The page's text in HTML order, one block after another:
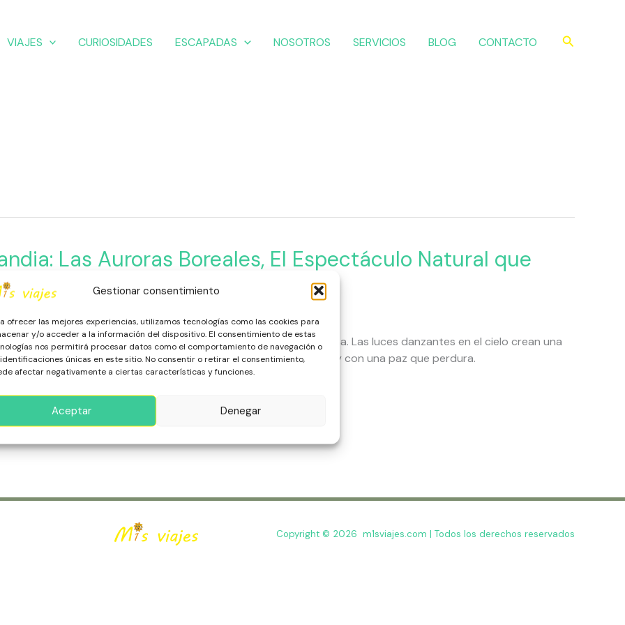
Gestionar consentimiento
ofrecer las mejores experiencias, utilizamos tecnologías como las cookies para
y/o acceder a la información del dispositivo. El consentimiento de estas
nos permitirá procesar datos como el comportamiento de navegación o
únicas en este sitio. No consentir o retirar el consentimiento,
afectar negativamente a ciertas características y funciones.
Aceptar Denegar
VIAJES CURIOSIDADES ESCAPADAS NOSOTROS SERVICIOS BLOG CONTACTO Buscar
Las Auroras Boreales, El Espectáculo Natural que
al Mundo
aurora boreal es una experiencia mágica, llena de asombro y calma. Las luces danzantes en el cielo crean una
de conexión profunda con el universo, dejándote sin palabras y con una paz que perdura.
»
Copyright © 2026 m1sviajes.com | Todos los derechos reservados